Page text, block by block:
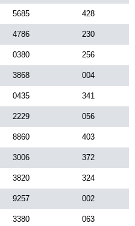
5685 428
4786 230
0380 256
3868 004
0435 341
2229 056
8860 403
3006 372
3820 324
9257 002
3380 063